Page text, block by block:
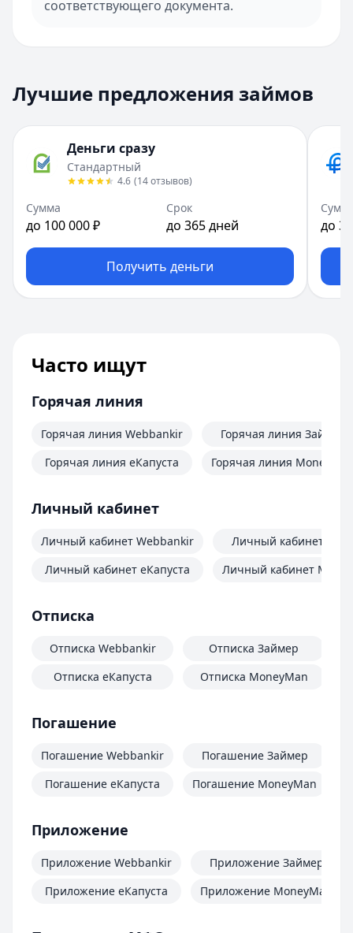
соответствующего документа.
Лучшие предложения займов
Деньги сразу
Стандартный
4.6 (14отзывов)
Сумма
до 100 000 ₽
Срок
до 365 дней
Получить деньги
до
Часто ищут
Горячая линия
Горячая линия Webbankir
Горячая линия еКапуста
Горячая линия Займер
Горячая линия
Личный кабинет
Личный кабинет Webbankir
Личный кабинет еКапуста
Личный кабинет
Личный кабинет
Отписка
Отписка Webbankir
Отписка еКапуста
Отписка Займер
Отписка MoneyMan
Погашение
Погашение Webbankir
Погашение еКапуста
Погашение Займер
Погашение MoneyMan
Приложение
Приложение Webbankir
Приложение еКапуста
Приложение Займер
Приложение MoneyMan